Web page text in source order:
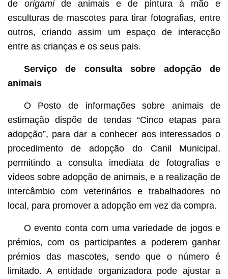
de origamide animais e de pintura à mão e
esculturas de mascotes para tirar fotografias, entre
outros, criando assim um espaço de interacção
entre as crianças e os seus pais.
Serviço de consulta sobre adopção de
animais
O Posto de informações sobre animais de
estimação dispõe de tendas “Cinco etapas para
adopção”, para dar a conhecer aos interessados o
procedimento de adopção do Canil Municipal,
permitindo a consulta imediata de fotografias e
vídeos sobre adopção de animais, e a realização de
intercâmbio com veterinários e trabalhadores no
local, para promover a adopção em vez da compra.
O evento conta com uma variedade de jogos e
prémios, com os participantes a poderem ganhar
prémios das mascotes, sendo que o número é
limitado. A entidade organizadora pode ajustar a